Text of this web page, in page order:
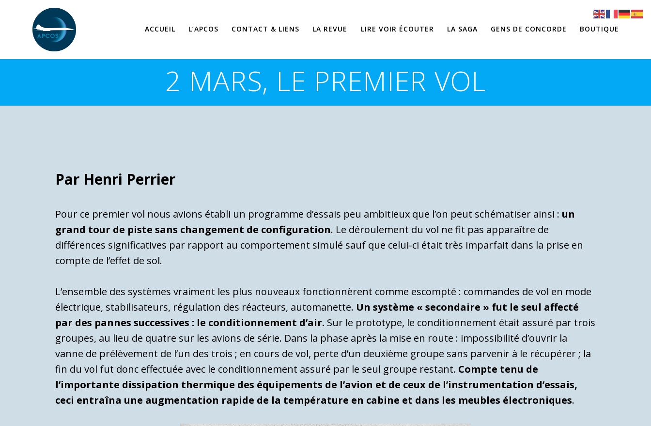
ACCUEIL L’APCOS CONTACT & LIENS LA REVUE LIRE VOIR ÉCOUTER LA SAGA GENS DE CONCORDE BOUTIQUE
2 MARS, LE PREMIER VOL
Par Henri Perrier
Pour ce premier vol nous avions établi un programme d’essais peu ambitieux que l’on peut schématiser ainsi : un
grand tour de piste sans changement de configuration. Le déroulement du vol ne fit pas apparaître de
différences significatives par rapport au comportement simulé sauf que celui-ci était très imparfait dans la prise en
compte de l’effet de sol.
L’ensemble des systèmes vraiment les plus nouveaux fonctionnèrent comme escompté : commandes de vol en mode
électrique, stabilisateurs, régulation des réacteurs, automanette. Un système « secondaire » fut le seul affecté
par des pannes successives : le conditionnement d’air. Sur le prototype, le conditionnement était assuré par trois
groupes, au lieu de quatre sur les avions de série. Dans la phase après la mise en route : impossibilité d’ouvrir la
vanne de prélèvement de l’un des trois ; en cours de vol, perte d’un deuxième groupe sans parvenir à le récupérer ; la
fin du vol fut donc effectuée avec le conditionnement assuré par le seul groupe restant. Compte tenu de
l’importante dissipation thermique des équipements de l’avion et de ceux de l’instrumentation d’essais,
ceci entraîna une augmentation rapide de la température en cabine et dans les meubles électroniques.